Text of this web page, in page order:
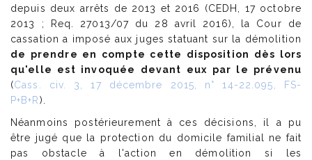
depuis deux arrêts de 2013 et 2016 (CEDH, 17 octobre
2013 ; Req. 27013/07 du 28 avril 2016), la Cour de
cassation a imposé aux juges statuant sur la démolition
de prendre en compte cette disposition dès lors
qu'elle est invoquée devant eux par le prévenu
(Cass. civ. 3, 17 décembre 2015, n° 14-22.095, FS-
P+B+R).
Néanmoins postérieurement à ces décisions, il a pu
être jugé que la protection du domicile familial ne fait
pas obstacle à l'action en démolition si les